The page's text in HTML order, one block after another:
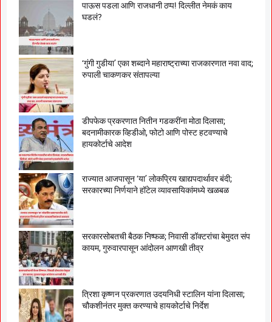
पाऊस पडला आणि राजधानी ठप्प! दिल्लीत नेमकं काय
घडलं?
‘गुंगी गुडीया’ एका शब्दाने महाराष्ट्राच्या राजकारणात नवा वाद;
रुपाली चाकणकर संतापल्या
डीपफेक प्रकरणात नितीन गडकरींना मोठा दिलासा;
बदनामीकारक व्हिडीओ, फोटो आणि पोस्ट हटवण्याचे
हायकोर्टाचे आदेश
राज्यात आजपासून ‘या’ लोकप्रिय खाद्यपदार्थावर बंदी;
सरकारच्या निर्णयाने हॉटेल व्यावसायिकांमध्ये खळबळ
सरकारसोबतची बैठक निष्फळ; निवासी डॉक्टरांचा बेमुदत संप
कायम, गुरुवारपासून आंदोलन आणखी तीव्र
त्रिशा कृष्णन प्रकरणात उदयनिधी स्टालिन यांना दिलासा;
चौकशीनंतर मुक्त करण्याचे हायकोर्टाचे निर्देश